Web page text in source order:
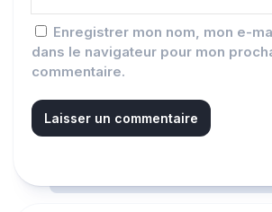
Enregistrer mon nom, mon e-
dans le navigateur pour mon
commentaire.